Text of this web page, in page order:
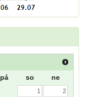
pá so ne
1
2